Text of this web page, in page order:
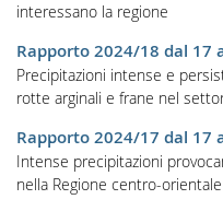
interessano la regione
Rapporto 2024/18 dal 17
Precipitazioni intense e
rotte arginali e frane nel
Rapporto 2024/17 dal 17
Intense precipitazioni
nella Regione centro-orientale